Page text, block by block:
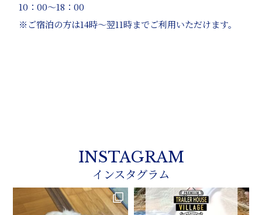
10：00～18：00
※ご宿泊の方は14時～翌11時までご利用いただけます。
INSTAGRAM
インスタグラム